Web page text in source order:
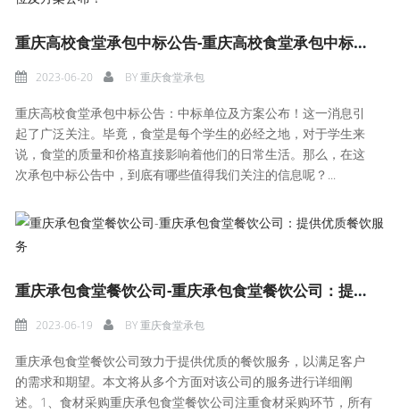
重庆高校食堂承包中标公告-重庆高校食堂承包中标公告：中标单位及方案公布！
2023-06-20 BY重庆食堂承包
重庆高校食堂承包中标公告：中标单位及方案公布！这一消息引
起了广泛关注。毕竟，食堂是每个学生的必经之地，对于学生来
说，食堂的质量和价格直接影响着他们的日常生活。那么，在这
次承包中标公告中，到底有哪些值得我们关注的信息呢？...
重庆承包食堂餐饮公司-重庆承包食堂餐饮公司：提供优质餐饮服务
2023-06-19 BY重庆食堂承包
重庆承包食堂餐饮公司致力于提供优质的餐饮服务，以满足客户
的需求和期望。本文将从多个方面对该公司的服务进行详细阐
述。1、食材采购重庆承包食堂餐饮公司注重食材采购环节，所有